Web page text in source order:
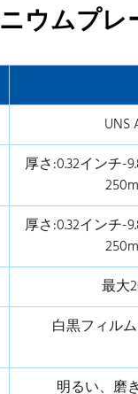
プレート
プレート
プレート
プレート
プレート
プレート
プレート
プレート
プレート
プレート
ウムプ
UNS
厚さ:0.32インチ-
厚さ:0.32インチ-
最大
白黒フィル
明るい、磨